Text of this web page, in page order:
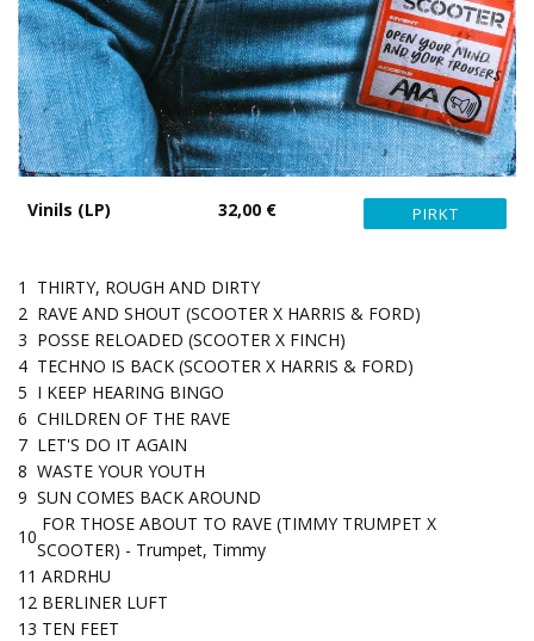
Vinils (LP) 32,00 €
1
THIRTY, ROUGH AND DIRTY
2 RAVE AND SHOUT (SCOOTER X HARRIS & FORD)
3 POSSE RELOADED (SCOOTER X FINCH)
4 TECHNO IS BACK (SCOOTER X HARRIS & FORD)
5 I KEEP HEARING BINGO
6 CHILDREN OF THE RAVE
7 LET'S DO IT AGAIN
8 WASTE YOUR YOUTH
9 SUN COMES BACK AROUND
10
FOR THOSE ABOUT TO RAVE (TIMMY TRUMPET X
SCOOTER) - Trumpet, Timmy
11 ARDRHU
12 BERLINER LUFT
13 TEN FEET